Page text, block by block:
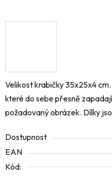
Velikost krabičky 35x25x4
které do sebe přesně
požadovaný obrázek. Dílky
Dostupnost
EAN
Kód: